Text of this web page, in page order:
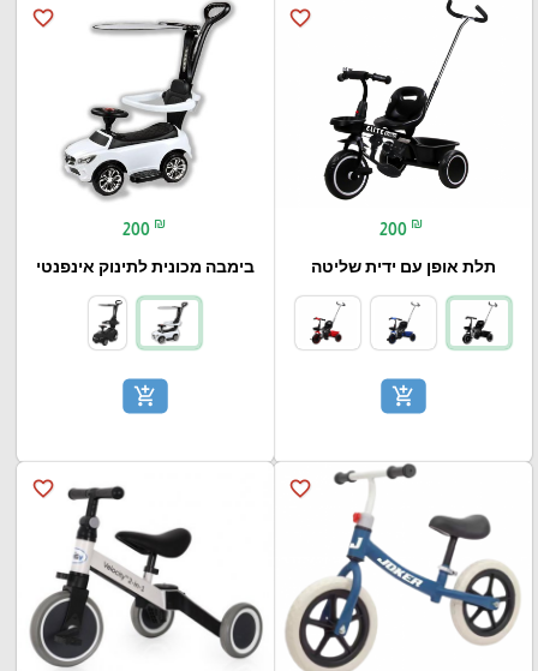
favorite_border
200 ₪
תלת אופן עם ידית שליטה
add_shopping_cart
favorite_border
200 ₪
בימבה מכונית לתינוק אינפנטי
add_shopping_cart
favorite_border
favorite_border